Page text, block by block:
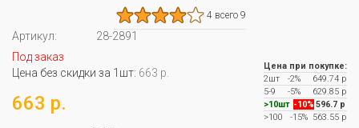
4 всего 9
Артикул:
28-2891
Под заказ
Цена без скидки за 1шт: 663 р.
663 р.
Цена при покупке:
2шт
-2%
649.74 р
5-9
-5%
629.85 р
>10шт -10% 596.7 р
>100
-15% 563.55 р